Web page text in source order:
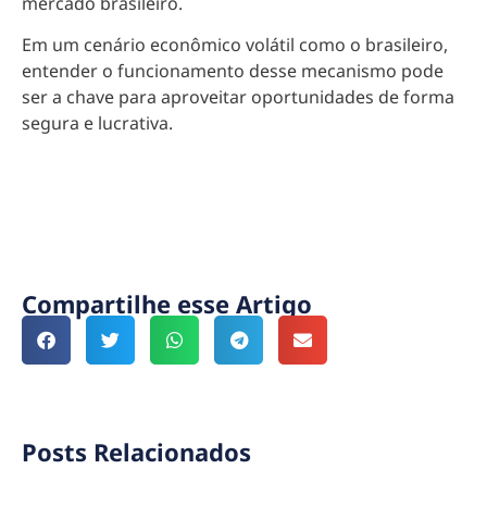
Em um cenário econômico volátil como o brasileiro,
entender o funcionamento desse mecanismo pode
ser a chave para aproveitar oportunidades de forma
segura e lucrativa.
Compartilhe esse Artigo
Posts Relacionados